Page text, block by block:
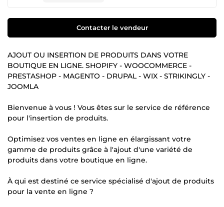
Contacter le vendeur
AJOUT OU INSERTION DE PRODUITS DANS VOTRE
BOUTIQUE EN LIGNE. SHOPIFY - WOOCOMMERCE -
PRESTASHOP - MAGENTO - DRUPAL - WIX - STRIKINGLY -
JOOMLA
Bienvenue à vous ! Vous êtes sur le service de référence
pour l'insertion de produits.
Optimisez vos ventes en ligne en élargissant votre
gamme de produits grâce à l'ajout d'une variété de
produits dans votre boutique en ligne.
À qui est destiné ce service spécialisé d'ajout de produits
pour la vente en ligne ?